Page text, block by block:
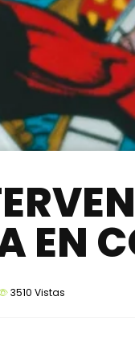
EN
3510 Vistas